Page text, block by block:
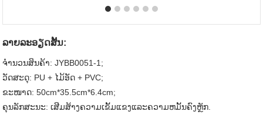
ລາຍ​ລະ​ອຽດ​ສັ້ນ​:
ຈໍານວນສິນຄ້າ: JYBB0051-1;
ວັດສະດຸ: PU + ໄມ້ອັດ + PVC;
ຂະໜາດ: 50cm*35.5cm*6.4cm;
ຄຸນ​ລັກ​ສະ​ນະ: ເສີມສ້າງຄວາມເຂັ້ມແຂງແລະຄວາມຫມັ້ນຄົງຫຼັກ.